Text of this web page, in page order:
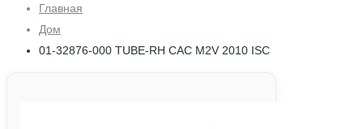
Главная
Дом
01-32876-000 TUBE-RH CAC M2V 2010 ISC